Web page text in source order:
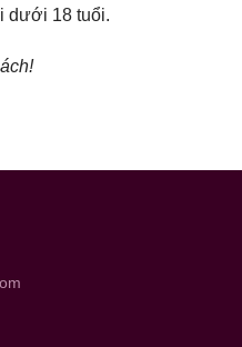
dưới 18 tuổi.